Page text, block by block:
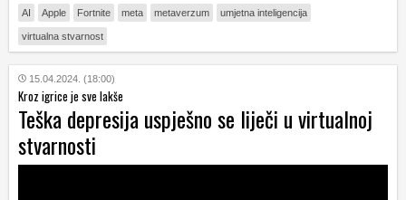
AI Apple Fortnite meta metaverzum umjetna inteligencija
virtualna stvarnost
15.04.2024. (18:00)
Kroz igrice je sve lakše
Teška depresija uspješno se liječi u virtualnoj
stvarnosti